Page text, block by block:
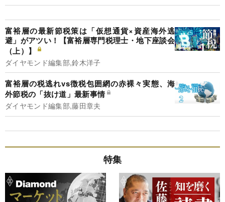
富裕層の最新節税策は「仮想通貨×資産海外逃
避」がアツい！【富裕層専門税理士・地下座談会
（上）】
ダイヤモンド編集部,鈴木洋子
富裕層の税逃れvs徴税包囲網の赤裸々実態、海
外節税の「抜け道」最新事情
ダイヤモンド編集部,藤田章夫
特集